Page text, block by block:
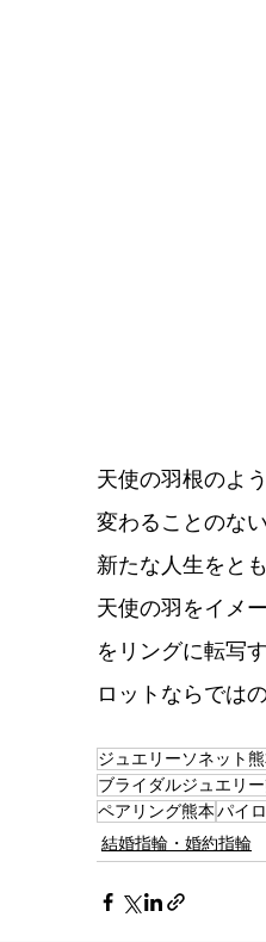
天使の羽根のよ
変わることのな
新たな人生をと
天使の羽をイメ
をリングに転写
ロットならでは
ジュエリーソネット
ブライダルジュエリ
ペアリング熊本パイ
結婚指輪・婚約指輪